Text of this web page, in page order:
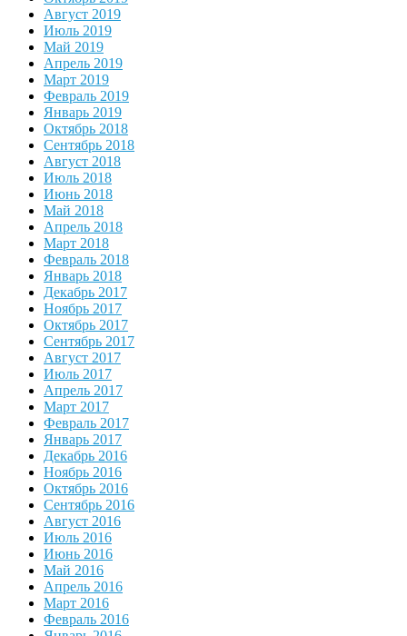
Август 2019
Июль 2019
Май 2019
Апрель 2019
Март 2019
Февраль 2019
Январь 2019
Октябрь 2018
Сентябрь 2018
Август 2018
Июль 2018
Июнь 2018
Май 2018
Апрель 2018
Март 2018
Февраль 2018
Январь 2018
Декабрь 2017
Ноябрь 2017
Октябрь 2017
Сентябрь 2017
Август 2017
Июль 2017
Апрель 2017
Март 2017
Февраль 2017
Январь 2017
Декабрь 2016
Ноябрь 2016
Октябрь 2016
Сентябрь 2016
Август 2016
Июль 2016
Июнь 2016
Май 2016
Апрель 2016
Март 2016
Февраль 2016